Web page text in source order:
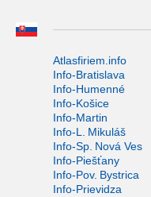
Atlasfiriem.info
Info-Bratislava
Info-Humenné
Info-Košice
Info-Martin
Info-L. Mikuláš
Info-Sp. Nová Ves
Info-Piešťany
Info-Pov. Bystrica
Info-Prievidza